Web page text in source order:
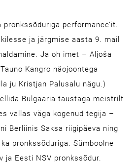
performance’it.
ja järgmise aasta 9. mail
Ja oh imet – Aljoša
Kangro näojoontega
ju Kristjan Palusalu nägu.)
Bulgaaria taustaga meistrilt
vallas väga kogenud tegija –
Berliinis Saksa riigipäeva ning
pronkssõduriga. Sümboolne
ja Eesti NSV pronkssõdur.